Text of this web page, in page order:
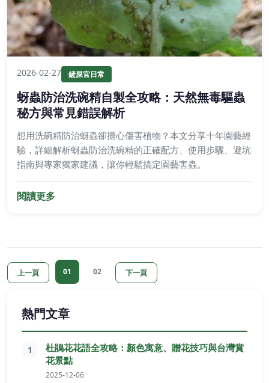
2026-02-27 鏟屎官日常
蚜蟲防治洗碗精自製全攻略：天然無毒驅蟲
秘方與常見錯誤解析
想用洗碗精防治蚜蟲卻擔心傷害植物？本文分享十年園藝經
驗，詳細解析蚜蟲防治洗碗精的正確配方、使用步驟、避坑
指南與專家獨家建議，讓你輕鬆搞定園藝害蟲。
閱讀更多
上一頁 01 02 下一頁
熱門文章
1
杜鵑花花語全攻略：顏色寓意、贈花技巧與台灣賞
花景點
2025-12-06